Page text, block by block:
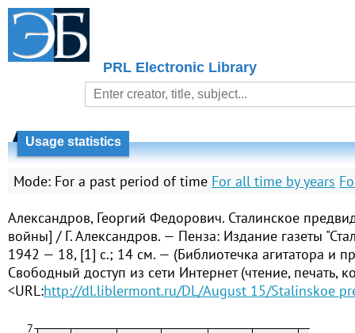
PRL Electronic Library
Usage statistics
Mode: For a past period of time For all time by years
Александров, Георгий Федорович. Сталинское
войны] / Г. Александров. — Пенза: Издание газеты
1942 — 18, [1] с.; 14 см. — (Библиотечка агитатора и
Свободный доступ из сети Интернет (чтение, печать,
<URL:http://dl.liblermont.ru/DL/August 15/Stalinskoe